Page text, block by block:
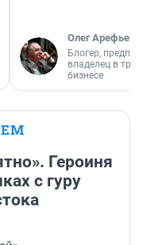
Олег Арефьев
Блогер,
владелец в
бизнесе
Героиня
с гуру